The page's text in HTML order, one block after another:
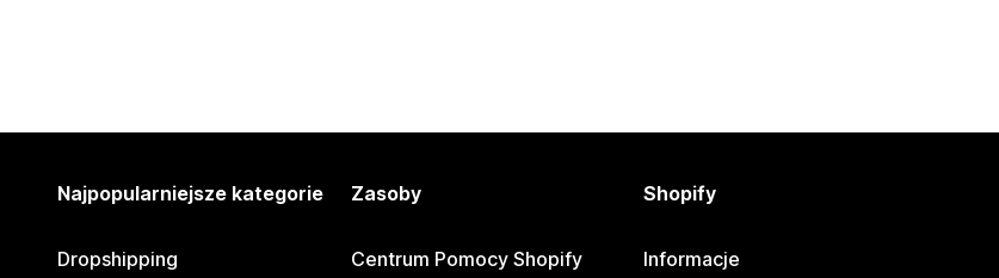
Najpopularniejsze kategorie
Dropshipping
Zasoby
Centrum Pomocy Shopify
Shopify
Informacje